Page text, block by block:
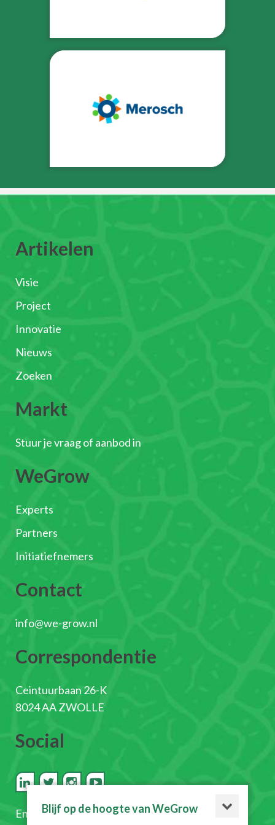
Artikelen
Visie
Project
Innovatie
Nieuws
Zoeken
Markt
Stuur je vraag of aanbod in
WeGrow
Experts
Partners
Initiatiefnemers
Contact
info@we-grow.nl
Correspondentie
Ceintuurbaan 26-K
8024 AA ZWOLLE
Social
En schrijf je in voor de nieuwsbrief
Blijf op de hoogte van WeGrow